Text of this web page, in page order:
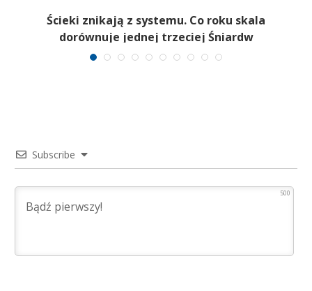
Ścieki znikają z systemu. Co roku skala
dorównuje jednej trzeciej Śniardw
Subscribe
500